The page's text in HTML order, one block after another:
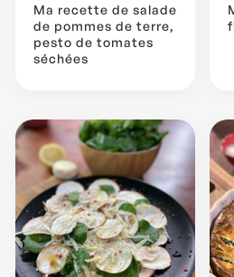
Ma recette de salade
de pommes de terre,
pesto de tomates
séchées